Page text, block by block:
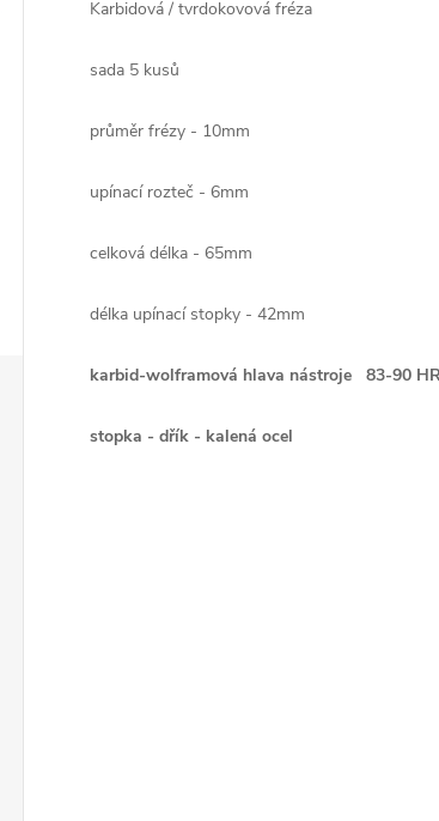
Karbidová / tvrdokovová fréza
sada 5 kusů
průměr frézy - 10mm
upínací rozteč - 6mm
celková délka - 65mm
délka upínací stopky - 42mm
karbid-wolframová hlava nástroje 83-90
stopka - dřík - kalená ocel